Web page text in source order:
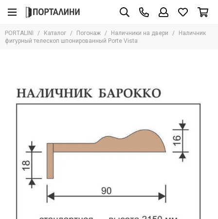
Погонаж
Все товары
Экошпон
Влагостойкий
PORTALINI Каталог Погонаж Наличники на двери
Наличник
фигурный телескоп шпонированный Porte Vista